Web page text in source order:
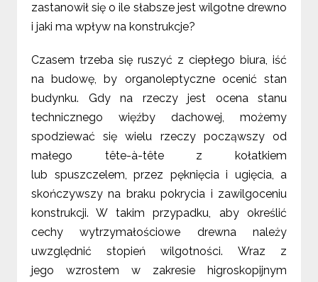
zastanowił się o ile słabsze jest wilgotne drewno
i jaki ma wpływ na konstrukcje?
Czasem trzeba się ruszyć z ciepłego biura, iść
na budowę, by organoleptyczne ocenić stan
budynku. Gdy na rzeczy jest ocena stanu
technicznego więźby dachowej, możemy
spodziewać się wielu rzeczy począwszy od
małego tête-à-tête z kołatkiem
lub spuszczelem, przez pęknięcia i ugięcia, a
skończywszy na braku pokrycia i zawilgoceniu
konstrukcji. W takim przypadku, aby określić
cechy wytrzymałościowe drewna należy
uwzględnić stopień wilgotności. Wraz z
jego wzrostem w zakresie higroskopijnym